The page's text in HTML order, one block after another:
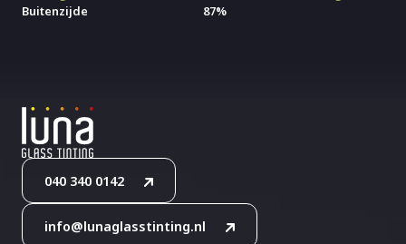
Buitenzijde
87%
040 340 0142
info@lunaglasstinting.nl